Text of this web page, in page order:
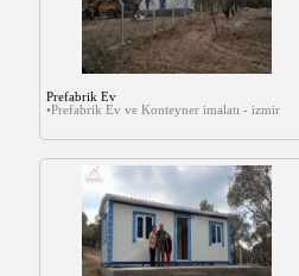
Prefabrik Ev
•Prefabrik Ev ve Konteyner imalatı - izmir